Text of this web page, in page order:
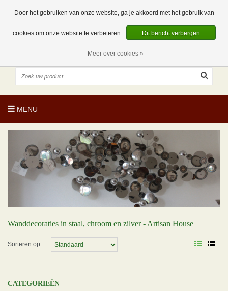
0 Artikelen
NL
EUR
MENU
Wanddecoraties in staal, chroom en zilver - Artisan House
Sorteren op:
CATEGORIEËN
Door het gebruiken van onze website, ga je akkoord met het gebruik van
cookies om onze website te verbeteren. Dit bericht verbergen
Meer over cookies »